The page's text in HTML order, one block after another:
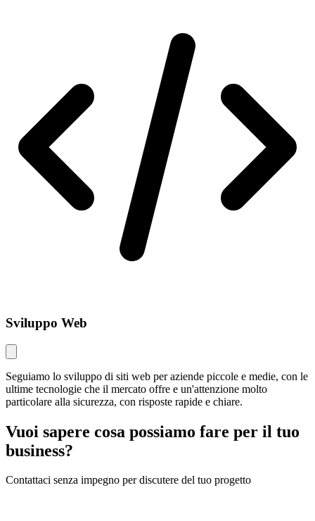
Sviluppo Web
Seguiamo lo sviluppo di siti web per aziende piccole e medie, con le
ultime tecnologie che il mercato offre e un'attenzione molto
particolare alla sicurezza, con risposte rapide e chiare.
Vuoi sapere cosa possiamo fare per il tuo
business?
Contattaci senza impegno per discutere del tuo progetto